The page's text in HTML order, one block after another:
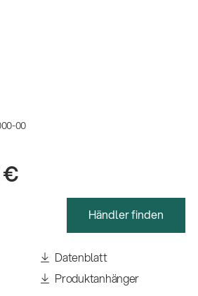
Ausbildung
00
€
Händler finden
Datenblatt
Produktanhänger